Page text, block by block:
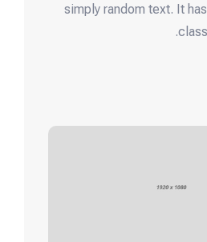
simply random text. It